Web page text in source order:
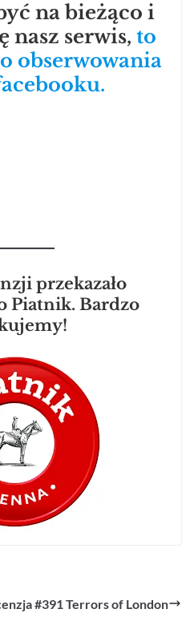
na bieżąco i
nasz serwis, to
obserwowania
przekazało
Piatnik. Bardzo
#391 Terrors of London